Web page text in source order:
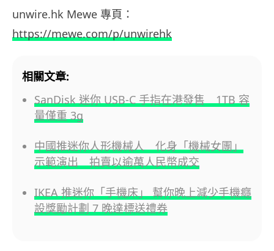
unwire.hk Mewe 專頁：
https://mewe.com/p/unwirehk
相關文章:
SanDisk 迷你 USB-C 手指在港發售 1TB 容
量僅重 3g
中國推迷你人形機械人 化身「機械女團」
示範演出 拍賣以逾萬人民幣成交
IKEA 推迷你「手機床」 幫你晚上減少手機癮
設獎勵計劃 7 晚達標送禮券